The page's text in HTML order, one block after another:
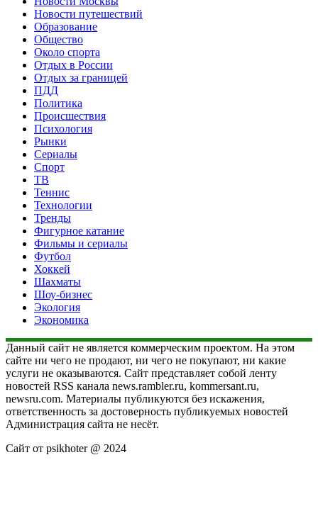
Новости путешествий
Образование
Общество
Около спорта
Отдых в России
Отдых за границей
ПДД
Политика
Происшествия
Психология
Рынки
Сериалы
Спорт
ТВ
Теннис
Технологии
Тренды
Фигурное катание
Фильмы и сериалы
Футбол
Хоккей
Шахматы
Шоу-бизнес
Экология
Экономика
Данный сайт не является коммерческим проектом. На этом
сайте ни чего не продают, ни чего не покупают, ни какие
услуги не оказываются. Сайт представляет собой ленту
новостей RSS канала news.rambler.ru, kommersant.ru,
newsru.com. Материалы публикуются без искажения,
ответственность за достоверность публикуемых новостей
Администрация сайта не несёт.
Сайт от psikhoter @ 2024